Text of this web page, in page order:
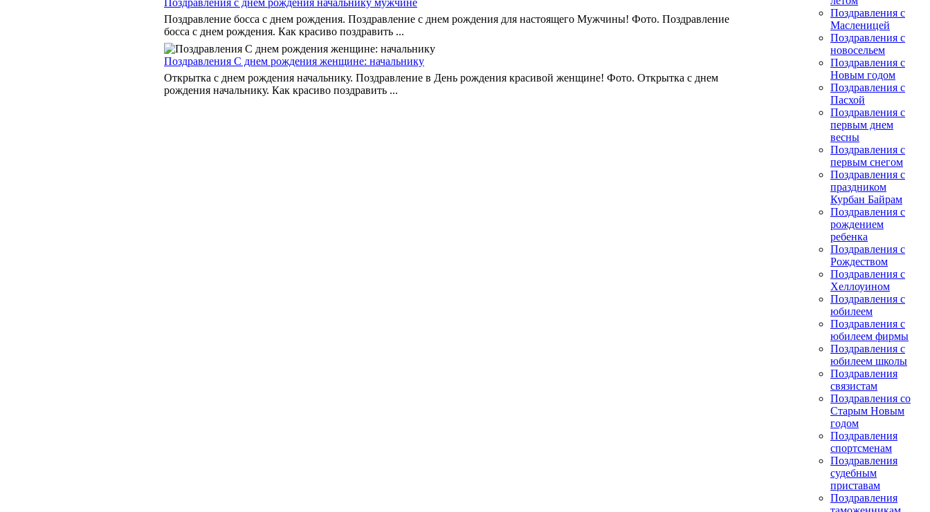
Поздравление босса с днем рождения. Поздравление с днем рождения для настоящего Мужчины! Фото. Поздравление
босса с днем рождения. Как красиво поздравить ...
Поздравления С днем рождения женщине: начальнику
Открытка с днем рождения начальнику. Поздравление в День рождения красивой женщине! Фото. Открытка с днем
рождения начальнику. Как красиво поздравить ...
Поздравления с
Масленицей
Поздравления с
новосельем
Поздравления с
Новым годом
Поздравления с
Пасхой
Поздравления с
первым днем
весны
Поздравления с
первым снегом
Поздравления с
праздником
Курбан Байрам
Поздравления с
рождением
ребенка
Поздравления с
Рождеством
Поздравления с
Хеллоуином
Поздравления с
юбилеем
Поздравления с
юбилеем фирмы
Поздравления с
юбилеем школы
Поздравления
связистам
Поздравления со
Старым Новым
годом
Поздравления
спортсменам
Поздравления
судебным
приставам
Поздравления